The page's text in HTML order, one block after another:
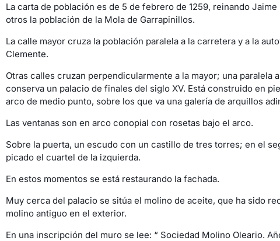
La carta de población es de 5 de febrero de 1259, reinando
otros la población de la Mola de Garrapinillos.
La calle mayor cruza la población paralela a la carretera y a la
Clemente.
Otras calles cruzan perpendicularmente a la mayor; una paralela
conserva un palacio de finales del siglo XV. Está construido en
arco de medio punto, sobre los que va una galería de arquillos
Las ventanas son en arco conopial con rosetas bajo el arco.
Sobre la puerta, un escudo con un castillo de tres torres; en el
picado el cuartel de la izquierda.
En estos momentos se está restaurando la fachada.
Muy cerca del palacio se sitúa el molino de aceite, que ha sido
molino antiguo en el exterior.
En una inscripción del muro se lee: “ Sociedad Molino Oleario.